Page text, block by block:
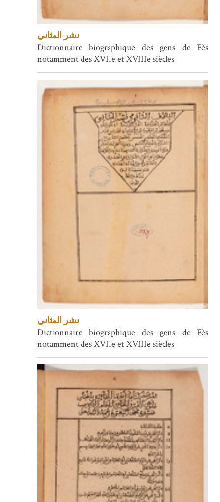
نشر المثاني
Dictionnaire biographique des gens de Fès
notamment des XVIIe et XVIIIe siècles
نشر المثاني
Dictionnaire biographique des gens de Fès
notamment des XVIIe et XVIIIe siècles